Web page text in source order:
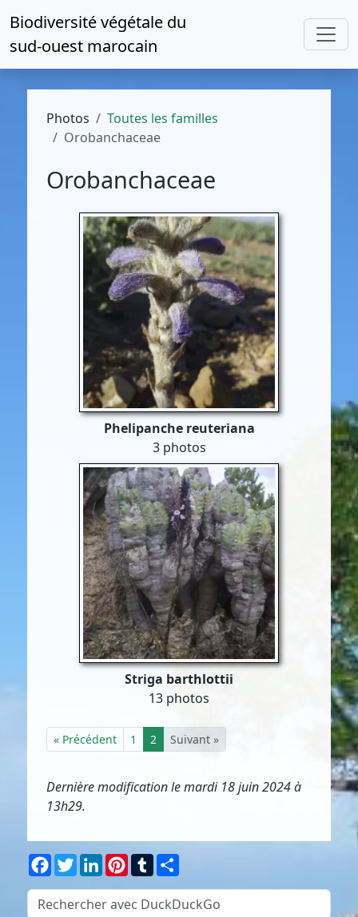
Biodiversité végétale du
sud-ouest marocain
Photos
Toutes les familles
Orobanchaceae
Orobanchaceae
Phelipanche reuteriana
3 photos
Striga barthlottii
13 photos
« Précédent 1 2 Suivant »
Dernière modification le mardi 18 juin 2024 à
13h29.
Facebook
TwitterLinkedInPinterest
Tumblr